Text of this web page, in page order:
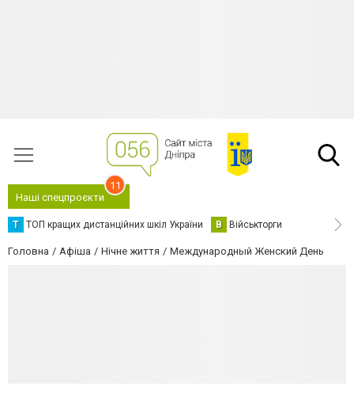
Наші спецпроєкти
11
Т ТОП кращих дистанційних шкіл України В Військторги
Головна Афіша Нічне життя Международный Женский День